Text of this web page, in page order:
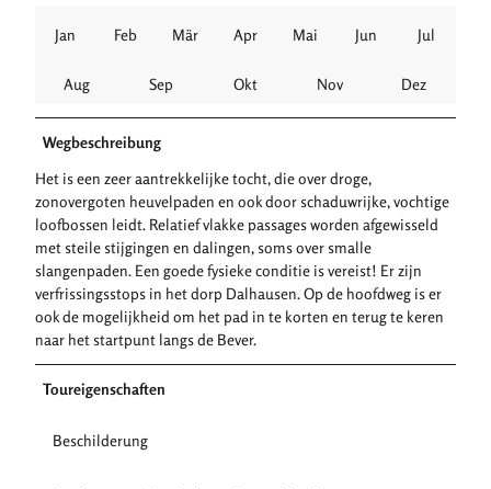
Jan Feb Mär Apr Mai Jun Jul
Aug Sep Okt Nov Dez
Wegbeschreibung
Het is een zeer aantrekkelijke tocht, die over droge,
zonovergoten heuvelpaden en ook door schaduwrijke, vochtige
loofbossen leidt. Relatief vlakke passages worden afgewisseld
met steile stijgingen en dalingen, soms over smalle
slangenpaden. Een goede fysieke conditie is vereist! Er zijn
verfrissingsstops in het dorp Dalhausen. Op de hoofdweg is er
ook de mogelijkheid om het pad in te korten en terug te keren
naar het startpunt langs de Bever.
Toureigenschaften
Beschilderung